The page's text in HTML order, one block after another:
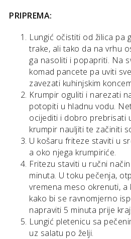
PRIPREMA:
Lungić očistiti od žilica pa
trake, ali tako da na vrhu
ga nasoliti i popapriti. Na
komad pancete pa uviti
zavezati kuhinjskim
Krumpir oguliti i narezati
potopiti u hladnu vodu.
ocijediti i dobro prebrisati
krumpir nauljiti te začiniti
U košaru friteze staviti u
a oko njega krumpiriće.
Fritezu staviti u ručni
minuta. U toku pečenja,
vremena meso okrenuti,
kako bi se ravnomjerno
napraviti 5 minuta prije
Lungić pletenicu sa
uz salatu po želji.